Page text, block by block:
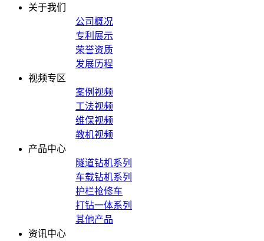
关于我们
公司概况
专利展示
荣誉资质
发展历程
视频专区
案例视频
工法视频
维保视频
教机视频
产品中心
隧道钻机系列
车载钻机系列
护栏抢修车
打钻一体系列
其他产品
资讯中心